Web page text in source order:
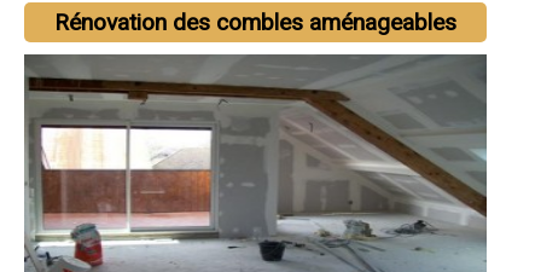
Rénovation des combles aménageables